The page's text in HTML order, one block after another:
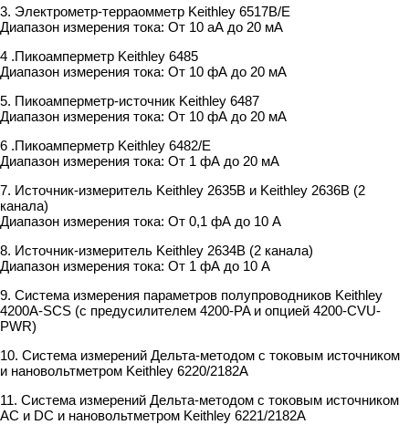
3. Электрометр-терраомметр Keithley 6517В/E
Диапазон измерения тока: От 10 аА до 20 мА
4 .Пикоамперметр Keithley 6485
Диапазон измерения тока: От 10 фА до 20 мА
5. Пикоамперметр-источник Keithley 6487
Диапазон измерения тока: От 10 фА до 20 мА
6 .Пикоамперметр Keithley 6482/E
Диапазон измерения тока: От 1 фА до 20 мА
7. Источник-измеритель Keithley 2635B и Keithley 2636B (2
канала)
Диапазон измерения тока: От 0,1 фА до 10 А
8. Источник-измеритель Keithley 2634B (2 канала)
Диапазон измерения тока: От 1 фА до 10 А
9. Система измерения параметров полупроводников Keithley
4200A-SCS (c предусилителем 4200-PA и опцией 4200-CVU-
PWR)
10. Cистема измерений Дельта-методом с токовым источником
и нановольтметром Keithley 6220/2182A
11. Cистема измерений Дельта-методом с токовым источником
AС и DC и нановольтметром Keithley 6221/2182A